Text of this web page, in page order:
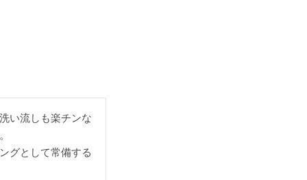
い流しも楽チンな
グとして常備する